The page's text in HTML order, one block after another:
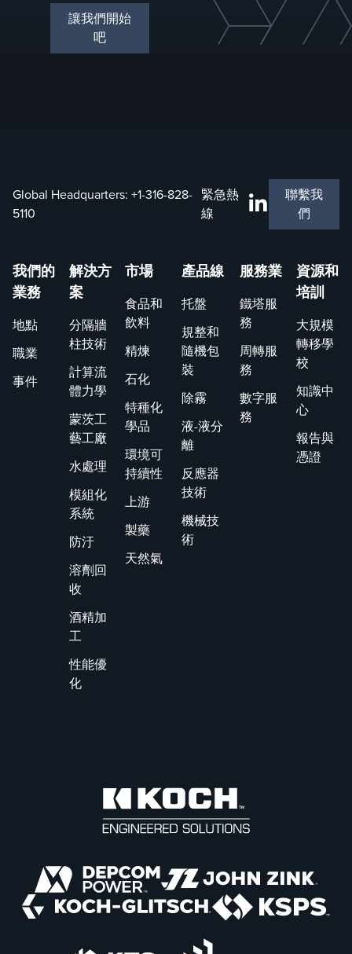
讓我們開始
吧
Global Headquarters: +1-316-828-
5110
緊急熱
線
聯繫我
們
我們的
業務
地點
職業
事件
解決方
案
分隔牆
柱技術
計算流
體力學
蒙茨工
藝工廠
水處理
模組化
系統
防汙
溶劑回
收
酒精加
工
性能優
化
市場
食品和
飲料
精煉
石化
特種化
學品
環境可
持續性
上游
製藥
天然氣
產品線
托盤
規整和
隨機包
裝
除霧
液-液分
離
反應器
技術
機械技
術
服務業
鐵塔服
務
周轉服
務
數字服
務
資源和
培訓
大規模
轉移學
校
知識中
心
報告與
憑證